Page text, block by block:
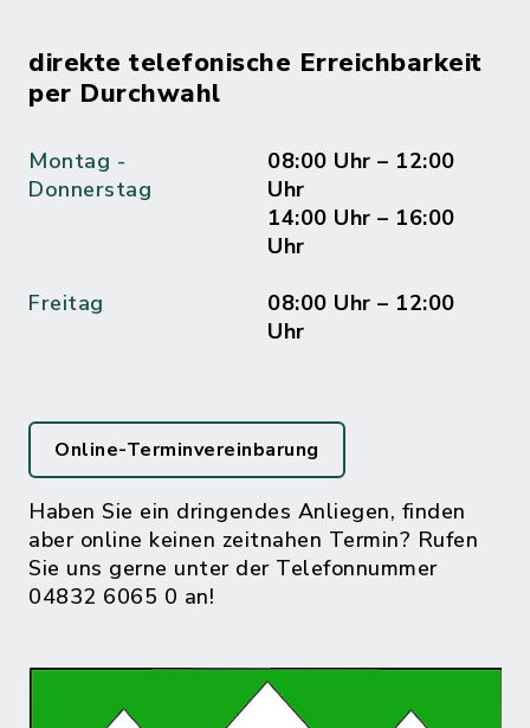
direkte telefonische Erreichbarkeit
per Durchwahl
Montag -
Donnerstag
08:00 Uhr – 12:00
Uhr
14:00 Uhr – 16:00
Uhr
Freitag
08:00 Uhr – 12:00
Uhr
Online-Terminvereinbarung
Haben Sie ein dringendes Anliegen, finden
aber online keinen zeitnahen Termin? Rufen
Sie uns gerne unter der Telefonnummer
04832 6065 0 an!